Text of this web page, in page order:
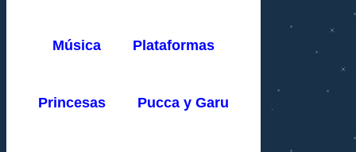
Música Plataformas
Princesas Pucca y Garu